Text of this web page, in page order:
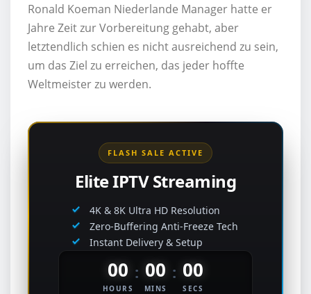
Ronald Koeman Niederlande Manager hatte er
Jahre Zeit zur Vorbereitung gehabt, aber
letztendlich schien es nicht ausreichend zu sein,
um das Ziel zu erreichen, das jeder hoffte
Weltmeister zu werden.
FLASH SALE ACTIVE
Elite IPTV Streaming
4K & 8K Ultra HD Resolution
Zero-Buffering Anti-Freeze Tech
Instant Delivery & Setup
00
HOURS
: 00
MINS
: 00
SECS